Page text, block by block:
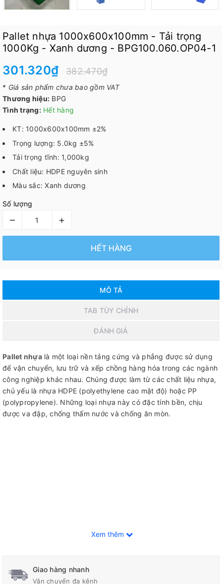
Pallet nhựa 1000x600x100mm - Tải trọng
1000Kg - Xanh dương - BPG100.060.OP04-1
301.320₫ 382.470₫
* Giá sản phẩm chưa bao gồm VAT
Thương hiệu: BPG
Tình trạng: Hết hàng
KT: 1000x600x100mm ±2%
Trọng lượng: 5.0kg ±5%
Tải trọng tĩnh: 1,000kg
Chất liệu: HDPE nguyên sinh
Màu sắc: Xanh dương
Số lượng
– +
HẾT HÀNG
MÔ TẢ
TAB TÙY CHỈNH
ĐÁNH GIÁ
Pallet nhựalà một loại nền tảng cứng và phẳng được sử dụng
để vận chuyển, lưu trữ và xếp chồng hàng hóa trong các ngành
công nghiệp khác nhau. Chúng được làm từ các chất liệu nhựa,
chủ yếu là nhựa HDPE (polyethylene cao mật độ) hoặc PP
(polypropylene). Những loại nhựa này có đặc tính bền, chịu
được va đập, chống thấm nước và chống ăn mòn.
Xem thêm
Giao hàng nhanh
Vận chuyển đa kênh